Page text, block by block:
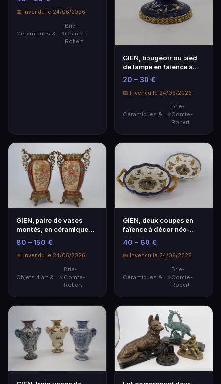
📅 Invendu le 24/06/2026
Brie-
Comte-
Robert
GIEN, bougeoir ou pied
de lampe en faïence à
décor de la Ren…
20 – 30 €
📅 Invendu le 24/06/2026
Céramiques & Porcelaine
Brie-
Comte-
Robert
GIEN, paire de vases
montés, en céramique
peinte et émaillée…
80 – 150 €
📅 Invendu le 24/06/2026
Objets d'art & Curiosités
Brie-
Comte-
Robert
GIEN, deux coupes en
faïence à décor néo-
Renaissance sur fon…
40 – 60 €
📅 Invendu le 24/06/2026
Céramiques & Porcelaine
Brie-
Comte-
Robert